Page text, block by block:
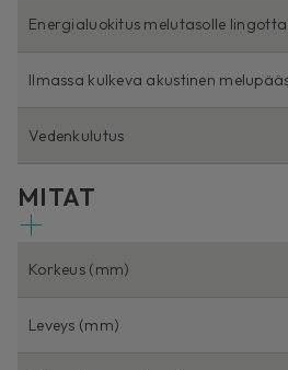
Energialuokitus melutasolle
Ilmassa kulkeva akustinen
Vedenkulutus
MITAT
Korkeus (mm)
Leveys (mm)